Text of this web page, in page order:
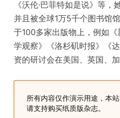
《沃伦·巴菲特如是说》等，
并且被全球1万5千个图书馆
于100多家出版物上，例如
学观察》《洛杉矶时报》《
资的研讨会在美国、英国、加
所有内容仅作演示用途，本
请支持购买纸质版杂志。